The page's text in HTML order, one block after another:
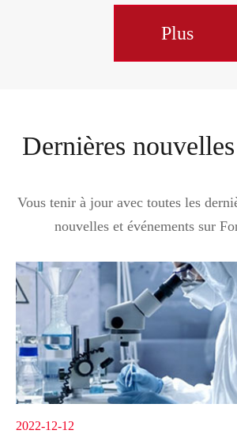
Plus
Dernières
Vous tenir à jour avec toutes les
nouvelles et événements sur
2022-12-12